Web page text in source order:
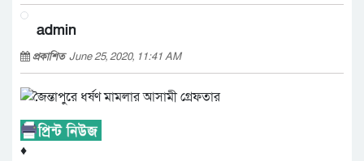
admin
প্রকাশিতJune 25, 2020, 11:41 AM
♦